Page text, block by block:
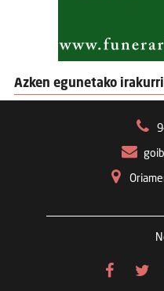
Azken egunetako